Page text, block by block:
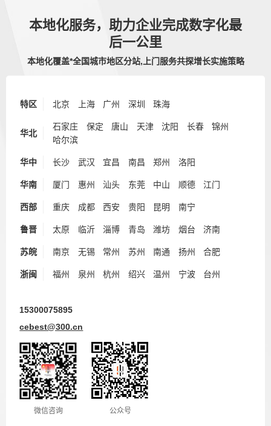
本地化服务，助力企业完成数字化最
后一公里
本地化覆盖*全国城市地区分站,上门服务共探增长实施策略
特区 北京 上海 广州 深圳 珠海
华北
石家庄 保定 唐山 天津 沈阳 长春
锦州
哈尔滨
华中 长沙 武汉 宜昌 南昌 郑州 洛阳
华南 厦门 惠州 汕头 东莞 中山 顺德 江门
西部 重庆 成都 西安 贵阳 昆明 南宁
鲁晋 太原 临沂 淄博 青岛 潍坊 烟台 济南
苏皖 南京 无锡 常州 苏州 南通 扬州 合肥
浙闽 福州 泉州 杭州 绍兴 温州 宁波 台州
15300075895
cebest@300.cn
微信咨询 公众号